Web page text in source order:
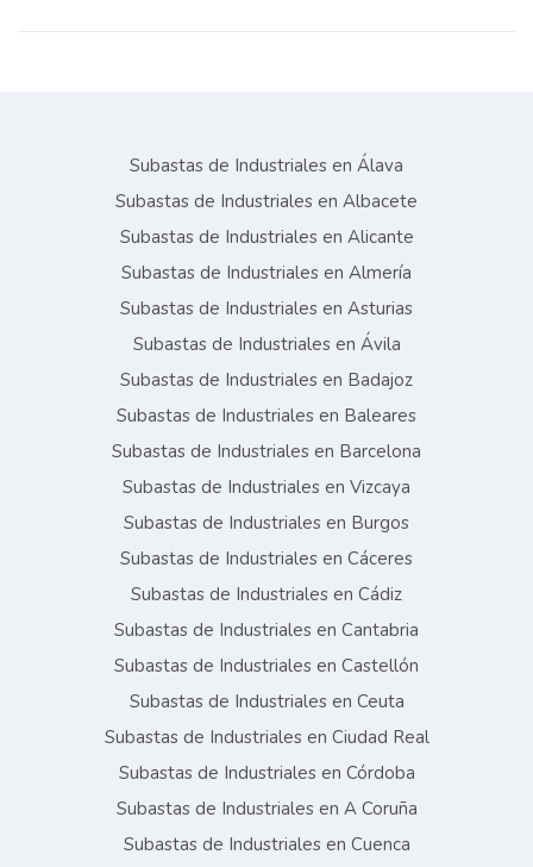
Subastas de Industriales en Álava
Subastas de Industriales en Albacete
Subastas de Industriales en Alicante
Subastas de Industriales en Almería
Subastas de Industriales en Asturias
Subastas de Industriales en Ávila
Subastas de Industriales en Badajoz
Subastas de Industriales en Baleares
Subastas de Industriales en Barcelona
Subastas de Industriales en Vizcaya
Subastas de Industriales en Burgos
Subastas de Industriales en Cáceres
Subastas de Industriales en Cádiz
Subastas de Industriales en Cantabria
Subastas de Industriales en Castellón
Subastas de Industriales en Ceuta
Subastas de Industriales en Ciudad Real
Subastas de Industriales en Córdoba
Subastas de Industriales en A Coruña
Subastas de Industriales en Cuenca